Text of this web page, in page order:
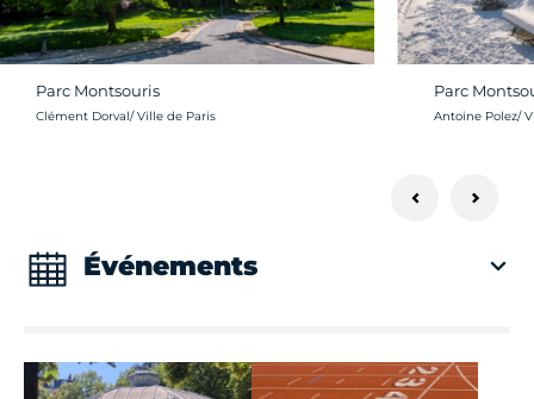
Parc Montsouris
Crédit photo :
Clément Dorval/ Ville de Paris
Parc
Crédit photo :
Antoine Polez/
Événements